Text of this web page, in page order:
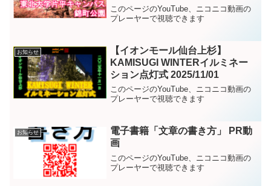
このページのYouTube、ニコニコ動画の
プレーヤーで視聴できます
お知らせ
【イオンモール仙台上杉】
KAMISUGI WINTERイルミネー
ション点灯式 2025/11/01
このページのYouTube、ニコニコ動画の
プレーヤーで視聴できます
お知らせ
電子書籍「文章の書き方」 PR動
画
このページのYouTube、ニコニコ動画の
プレーヤーで視聴できます